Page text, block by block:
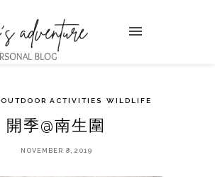
OUTDOOR ACTIVITIES WILDLIFE
開季@南生圍
NOVEMBER 8, 2019